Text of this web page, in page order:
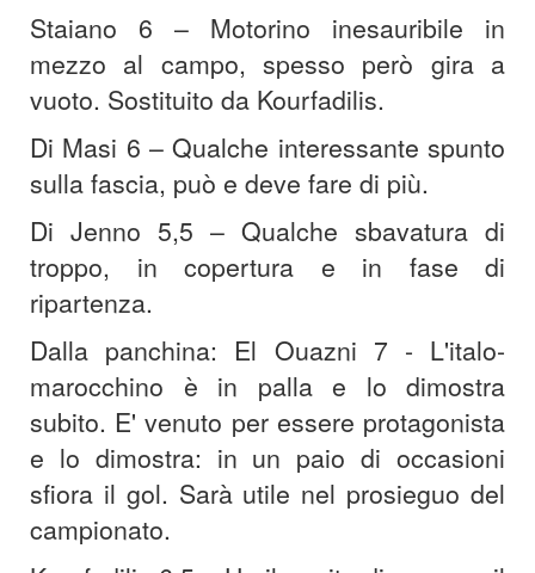
Staiano 6 – Motorino inesauribile in
mezzo al campo, spesso però gira a
vuoto. Sostituito da Kourfadilis.
Di Masi 6 – Qualche interessante spunto
sulla fascia, può e deve fare di più.
Di Jenno 5,5 – Qualche sbavatura di
troppo, in copertura e in fase di
ripartenza.
Dalla panchina: El Ouazni 7 - L'italo-
marocchino è in palla e lo dimostra
subito. E' venuto per essere protagonista
e lo dimostra: in un paio di occasioni
sfiora il gol. Sarà utile nel prosieguo del
campionato.